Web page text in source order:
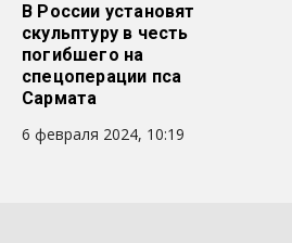
В России установят
скульптуру в честь
погибшего на
спецоперации пса
Сармата
6 февраля 2024, 10:19